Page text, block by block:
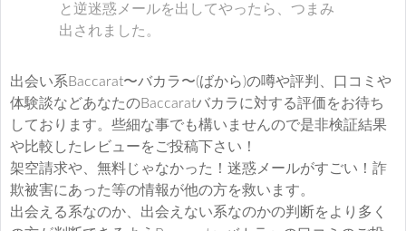
と逆迷惑メールを出してやったら、つまみ
出されました。
出会い系Baccarat〜バカラ〜(ばから)の噂や評判、口コミや
体験談などあなたのBaccaratバカラに対する評価をお待ち
しております。些細な事でも構いませんので是非検証結果
や比較したレビューをご投稿下さい！
架空請求や、無料じゃなかった！迷惑メールがすごい！詐
欺被害にあった等の情報が他の方を救います。
出会える系なのか、出会えない系なのかの判断をより多く